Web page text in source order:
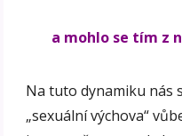
a mohlo se tím z
Na tuto dynamiku nás
„sexuální výchova“